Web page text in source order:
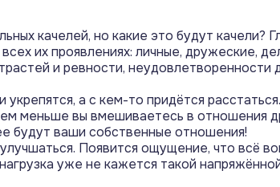
качелей, но какие это будут качели?
их проявлениях: личные, дружеские,
и ревности, неудовлетворенности
а с кем-то придётся
меньше вы вмешиваетесь в отношения
будут ваши собственные отношения!
Появится ощущение, что всё
уже не кажется такой